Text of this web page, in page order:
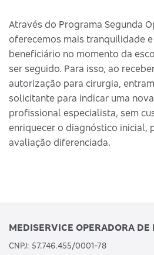
Através do Programa Segunda
oferecemos mais tranquilidade
beneficiário no momento da
ser seguido. Para isso, ao
autorização para cirurgia,
solicitante para indicar uma
profissional especialista, sem
enriquecer o diagnóstico inicial,
avaliação diferenciada.
MEDISERVICE OPERADORA
CNPJ: 57.746.455/0001-78